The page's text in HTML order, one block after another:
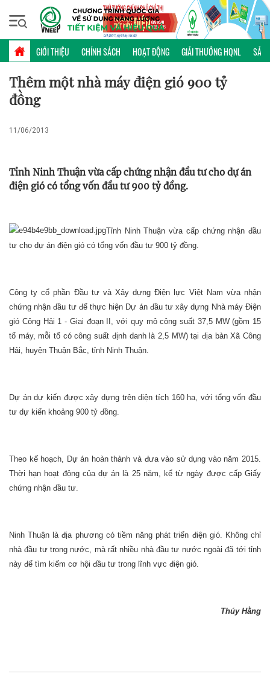
GIỚI THIỆU CHÍNH SÁCH HOẠT ĐỘNG GIẢI THƯỞNG HQNL SẢN
Thứ hai, 10/08/2026 | 10:32 GMT+7
PHỔ BIẾN KIẾN THỨC
Thêm một nhà máy điện gió 900 tỷ
đồng
11/06/2013
Tỉnh Ninh Thuận vừa cấp chứng nhận đầu tư cho dự án
điện gió có tổng vốn đầu tư 900 tỷ đồng.
Tỉnh Ninh Thuận vừa cấp chứng nhận đầu
tư cho dự án điện gió có tổng vốn đầu tư 900 tỷ đồng.
Công ty cổ phần Đầu tư và Xây dựng Điện lực Việt Nam vừa nhận
chứng nhận đầu tư để thực hiện Dự án đầu tư xây dựng Nhà máy Điện
gió Công Hải 1 - Giai đoạn II, với quy mô công suất 37,5 MW (gồm 15
tổ máy, mỗi tổ có công suất định danh là 2,5 MW) tại địa bàn Xã Công
Hải, huyện Thuận Bắc, tỉnh Ninh Thuận.
Dự án dự kiến được xây dựng trên diện tích 160 ha, với tổng vốn đầu
tư dự kiến khoảng 900 tỷ đồng.
Theo kế hoạch, Dự án hoàn thành và đưa vào sử dụng vào năm 2015.
Thời hạn hoạt động của dự án là 25 năm, kể từ ngày được cấp Giấy
chứng nhận đầu tư.
Ninh Thuận là địa phương có tiềm năng phát triển điện gió. Không chỉ
nhà đầu tư trong nước, mà rất nhiều nhà đầu tư nước ngoài đã tới tỉnh
này để tìm kiếm cơ hội đầu tư trong lĩnh vực điện gió.
Thúy Hằng